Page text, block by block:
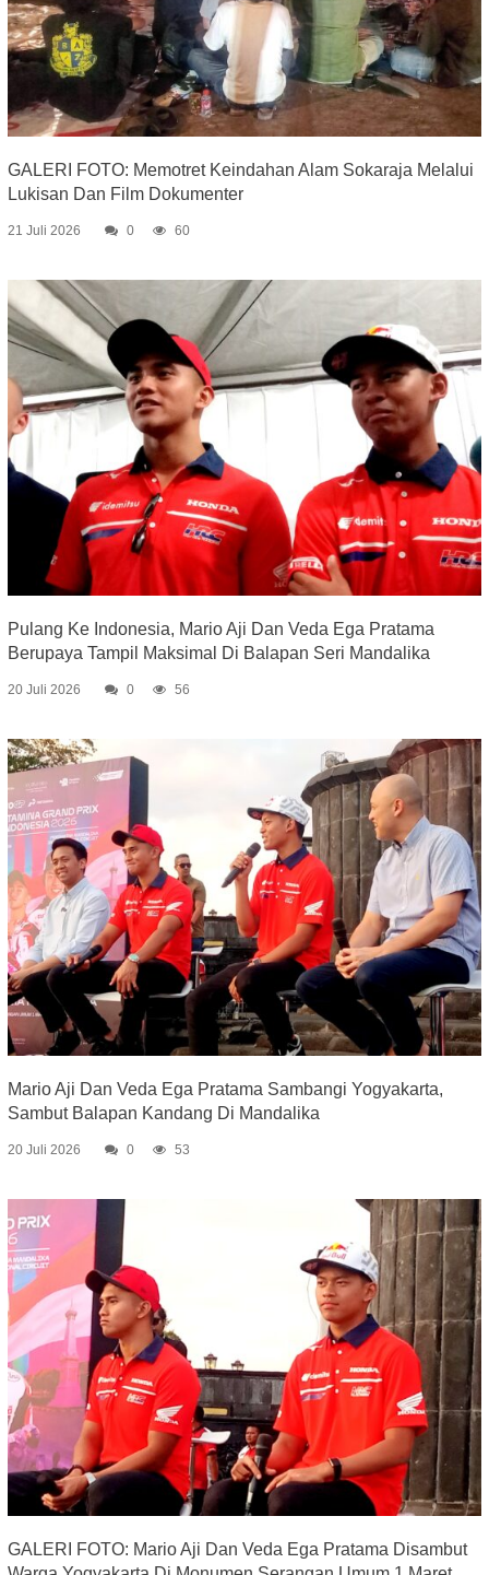
GALERI FOTO: Memotret Keindahan Alam Sokaraja Melalui
Lukisan Dan Film Dokumenter
21 Juli 2026 0 60
Pulang Ke Indonesia, Mario Aji Dan Veda Ega Pratama
Berupaya Tampil Maksimal Di Balapan Seri Mandalika
20 Juli 2026 0 56
Mario Aji Dan Veda Ega Pratama Sambangi Yogyakarta,
Sambut Balapan Kandang Di Mandalika
20 Juli 2026 0 53
GALERI FOTO: Mario Aji Dan Veda Ega Pratama Disambut